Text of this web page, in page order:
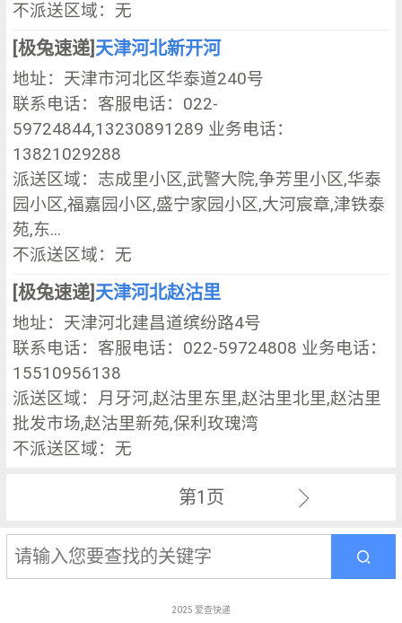
不派送区域：无
[极兔速递]天津河北新开河
地址：天津市河北区华泰道240号
联系电话：客服电话：022-
59724844,13230891289 业务电话：
13821029288
派送区域：志成里小区,武警大院,争芳里小区,华泰
园小区,福嘉园小区,盛宁家园小区,大河宸章,津铁泰
苑,东...
不派送区域：无
[极兔速递]天津河北赵沽里
地址：天津河北建昌道缤纷路4号
联系电话：客服电话：022-59724808 业务电话：
15510956138
派送区域：月牙河,赵沽里东里,赵沽里北里,赵沽里
批发市场,赵沽里新苑,保利玫瑰湾
不派送区域：无
第1页
2025 爱查快递